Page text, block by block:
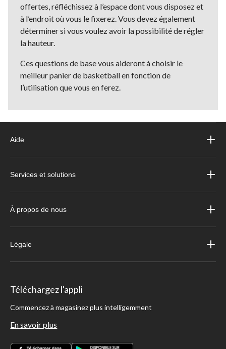
offertes, réfléchissez à l’espace dont vous disposez et
à l’endroit où vous le fixerez. Vous devez également
déterminer si vous voulez avoir la possibilité de régler
la hauteur.
Ces questions de base vous aideront à choisir le
meilleur panier de basketball en fonction de
l’utilisation que vous en ferez.
Aide
Services et solutions
À propos de nous
Légale
Téléchargez l'appli
Commencez à magasinez plus intelligemment
En savoir plus